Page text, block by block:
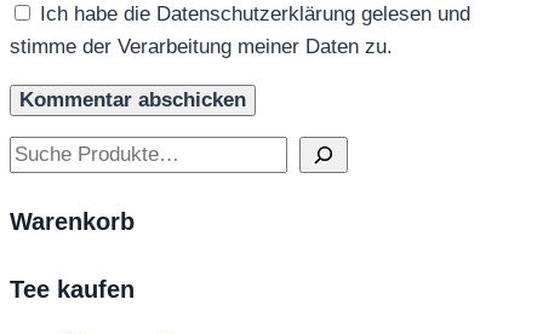
Ich habe die Datenschutzerklärung gelesen und
stimme der Verarbeitung meiner Daten zu.
Suchen
Warenkorb
Tee kaufen